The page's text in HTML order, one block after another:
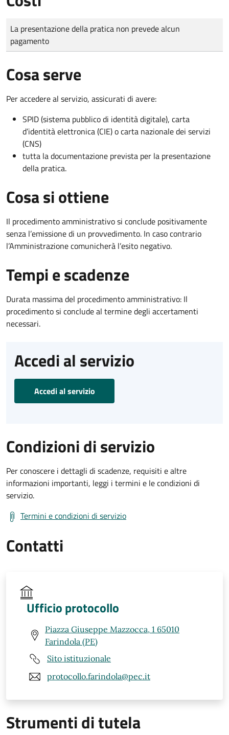
Tipo di pagamento
Importo
La presentazione della pratica non prevede alcun
pagamento
Cosa serve
Per accedere al servizio, assicurati di avere:
SPID (sistema pubblico di identità digitale), carta
d’identità elettronica (CIE) o carta nazionale dei servizi
(CNS)
tutta la documentazione prevista per la presentazione
della pratica.
Cosa si ottiene
Il procedimento amministrativo si conclude positivamente
senza l’emissione di un provvedimento. In caso contrario
l’Amministrazione comunicherà l’esito negativo.
Tempi e scadenze
Durata massima del procedimento amministrativo: Il
procedimento si conclude al termine degli accertamenti
necessari.
Accedi al servizio
Accedi al servizio
Condizioni di servizio
Per conoscere i dettagli di scadenze, requisiti e altre
informazioni importanti, leggi i termini e le condizioni di
servizio.
Termini e condizioni di servizio
Contatti
Ufficio protocollo
Piazza Giuseppe Mazzocca, 1 65010
Farindola (PE)
Sito istituzionale
protocollo.farindola@pec.it
Strumenti di tutela